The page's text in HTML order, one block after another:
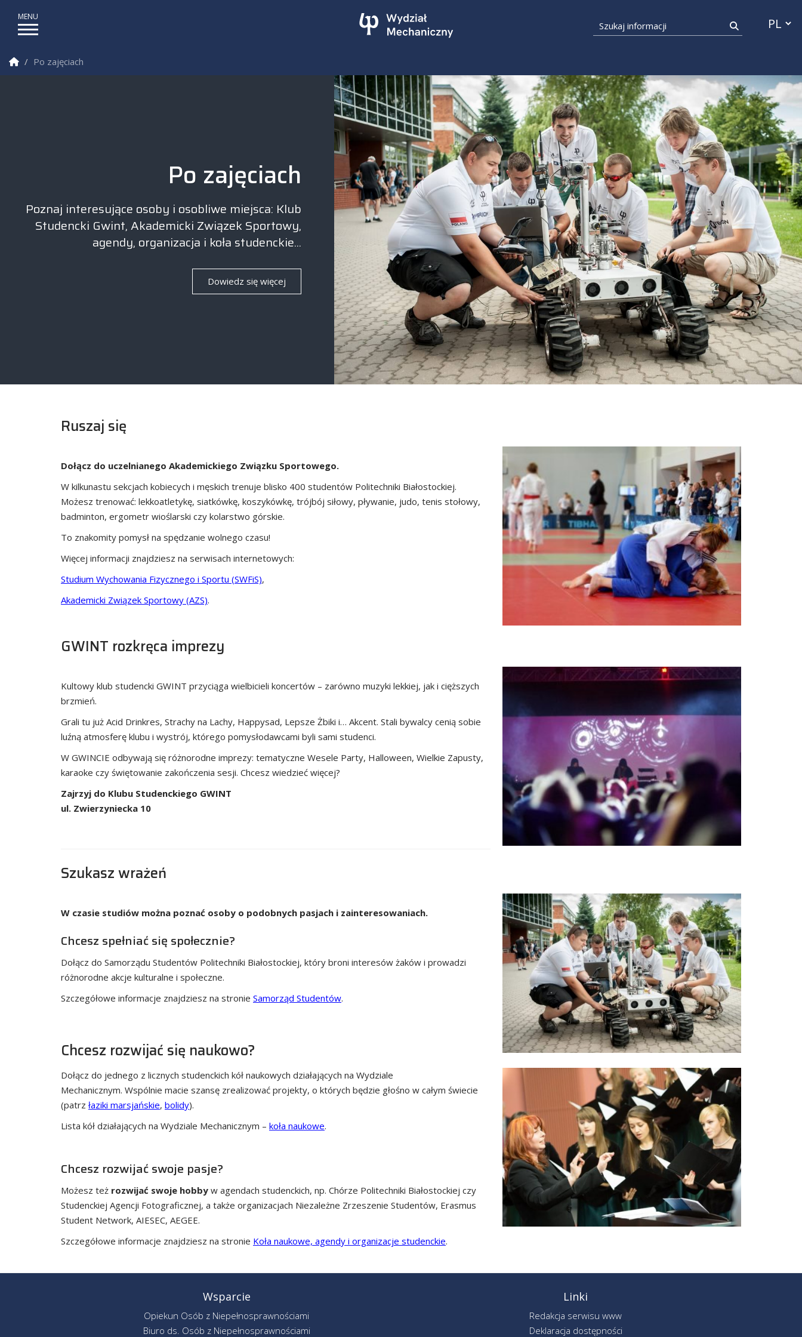
Szukaj informacji
Strona Główna
Po zajęciach
Wydział Mechaniczny PB
Po zajęciach
Poznaj interesujące osoby i osobliwe miejsca: Klub
Studencki Gwint, Akademicki Związek Sportowy,
agendy, organizacja i koła studenckie...
Dowiedz się więcej
Ruszaj się
Dołącz do uczelnianego Akademickiego Związku Sportowego.
W kilkunastu sekcjach kobiecych i męskich trenuje blisko 400 studentów Politechniki Białostockiej.
Możesz trenować: lekkoatletykę, siatkówkę, koszykówkę, trójbój siłowy, pływanie, judo, tenis stołowy,
badminton, ergometr wioślarski czy kolarstwo górskie.
To znakomity pomysł na spędzanie wolnego czasu!
Więcej informacji znajdziesz na serwisach internetowych:
Studium Wychowania Fizycznego i Sportu (SWFiS),
Akademicki Związek Sportowy (AZS).
GWINT rozkręca imprezy
Kultowy klub studencki GWINT przyciąga wielbicieli koncertów – zarówno muzyki lekkiej, jak i cięższych
brzmień.
Grali tu już Acid Drinkres, Strachy na Lachy, Happysad, Lepsze Żbiki i… Akcent. Stali bywalcy cenią sobie
luźną atmosferę klubu i wystrój, którego pomysłodawcami byli sami studenci.
W GWINCIE odbywają się różnorodne imprezy: tematyczne Wesele Party, Halloween, Wielkie Zapusty,
karaoke czy świętowanie zakończenia sesji. Chcesz wiedzieć więcej?
Zajrzyj do Klubu Studenckiego GWINT
ul. Zwierzyniecka 10
Szukasz wrażeń
W czasie studiów można poznać osoby o podobnych pasjach i zainteresowaniach.
Chcesz spełniać się społecznie?
Dołącz do Samorządu Studentów Politechniki Białostockiej, który broni interesów żaków i prowadzi
różnorodne akcje kulturalne i społeczne.
Szczegółowe informacje znajdziesz na stronie Samorząd Studentów.
Chcesz rozwijać się naukowo?
Dołącz do jednego z licznych studenckich kół naukowych działających na Wydziale
Mechanicznym. Wspólnie macie szansę zrealizować projekty, o których będzie głośno w całym świecie
(patrz łaziki marsjańskie, bolidy).
Lista kół działających na Wydziale Mechanicznym – koła naukowe.
Chcesz rozwijać swoje pasje?
Możesz też rozwijać swoje hobby w agendach studenckich, np. Chórze Politechniki Białostockiej czy
Studenckiej Agencji Fotograficznej, a także organizacjach Niezależne Zrzeszenie Studentów, Erasmus
Student Network, AIESEC, AEGEE.
Szczegółowe informacje znajdziesz na stronie Koła naukowe, agendy i organizacje studenckie.
Wsparcie
Opiekun Osób z Niepełnosprawnościami
Biuro ds. Osób z Niepełnosprawnościami
Linki
Redakcja serwisu www
Deklaracja dostępności